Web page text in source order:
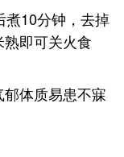
煮10分钟，去掉
即可关火食
郁体质易患不寐